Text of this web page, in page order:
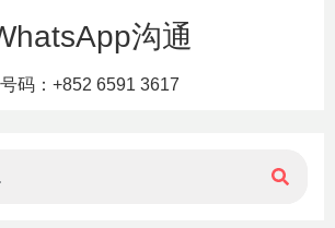
沟通
号码：+852 6591 3617